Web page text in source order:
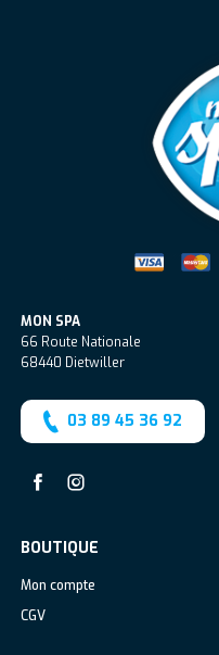
MON SPA
66 Route Nationale
68440 Dietwiller
03 89 45 36 92
BOUTIQUE
Mon compte
CGV